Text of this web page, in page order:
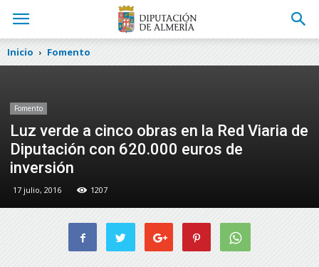
Inicio Fomento
Fomento
Luz verde a cinco obras en la Red Viaria de
Diputación con 620.000 euros de
inversión
17 julio, 2016 1207